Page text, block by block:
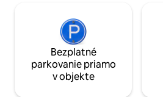
Bezplatné
parkovanie priamo
v objekte